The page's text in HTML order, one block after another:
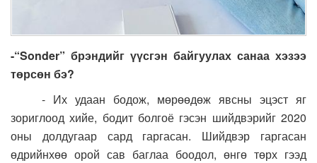
-“Sonder” брэндийг үүсгэн байгуулах санаа хэзээ
төрсөн бэ?
- Их удаан бодож, мөрөөдөж явсны эцэст яг
зориглоод хийе, бодит болгоё гэсэн шийдвэрийг 2020
оны долдугаар сард гаргасан. Шийдвэр гаргасан
өдрийнхөө орой сав баглаа боодол, өнгө төрх гээд